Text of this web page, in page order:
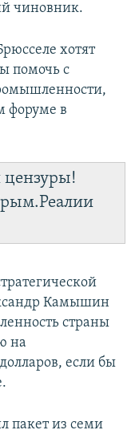
чиновник.
хотят
помочь с
форуме в
цензуры!
Камышин
страны
на
если бы
пакет из семи